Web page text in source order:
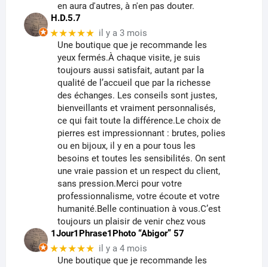
en aura d'autres, à n'en pas douter.
H.D.5.7
★★★★★ il y a 3 mois
Une boutique que je recommande les
yeux fermés.À chaque visite, je suis
toujours aussi satisfait, autant par la
qualité de l’accueil que par la richesse
des échanges. Les conseils sont justes,
bienveillants et vraiment personnalisés,
ce qui fait toute la différence.Le choix de
pierres est impressionnant : brutes, polies
ou en bijoux, il y en a pour tous les
besoins et toutes les sensibilités. On sent
une vraie passion et un respect du client,
sans pression.Merci pour votre
professionnalisme, votre écoute et votre
humanité.Belle continuation à vous.C’est
toujours un plaisir de venir chez vous
1Jour1Phrase1Photo “Abigor” 57
★★★★★ il y a 4 mois
Une boutique que je recommande les